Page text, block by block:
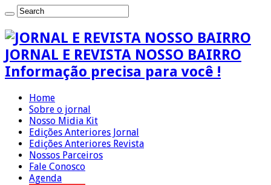
JORNAL E REVISTA NOSSO BAIRRO
Informação precisa para você !
Home
Sobre o jornal
Nosso Midia Kit
Edições Anteriores Jornal
Edições Anteriores Revista
Nossos Parceiros
Fale Conosco
Agenda